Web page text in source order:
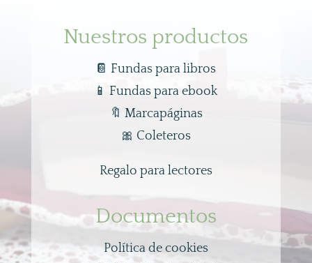
Nuestros productos
📔 Fundas para libros
📱Fundas para ebook
🔖 Marcapáginas
🎀 Coleteros
Regalo para lectores
Documentos
Política de cookies